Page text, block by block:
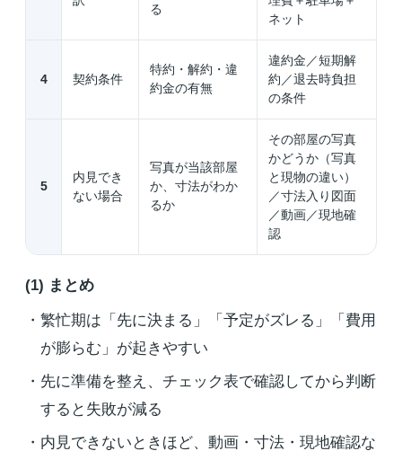
る
ネット
4 契約条件
特約・解約・違
約金の有無
違約金／短期解
約／退去時負担
の条件
5
内見でき
ない場合
写真が当該部屋
か、寸法がわか
るか
その部屋の写真
かどうか（写真
と現物の違い）
／寸法入り図面
／動画／現地確
認
(1) まとめ
繁忙期は「先に決まる」「予定がズレる」「費用
が膨らむ」が起きやすい
先に準備を整え、チェック表で確認してから判断
すると失敗が減る
内見できないときほど、動画・寸法・現地確認な